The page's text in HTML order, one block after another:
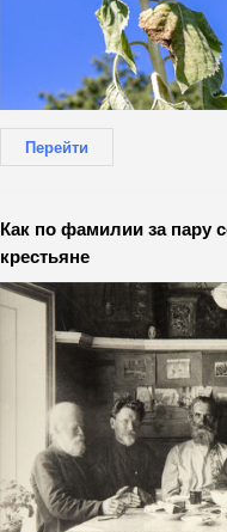
Перейти
Как по фамилии за пару
крестьяне